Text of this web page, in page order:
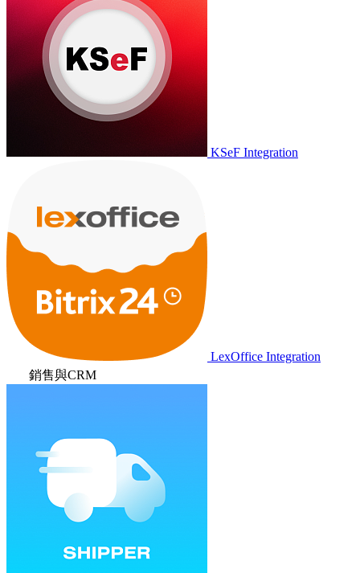
KSeF Integration
LexOffice Integration
銷售與CRM